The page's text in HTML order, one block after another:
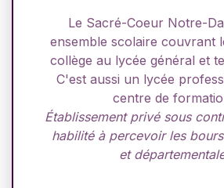
Le Sacré-Coeur Notre-
ensemble scolaire couvrant
collège au lycée général et
C'est aussi un lycée
centre de
Établissement privé sous
habilité à percevoir les
et